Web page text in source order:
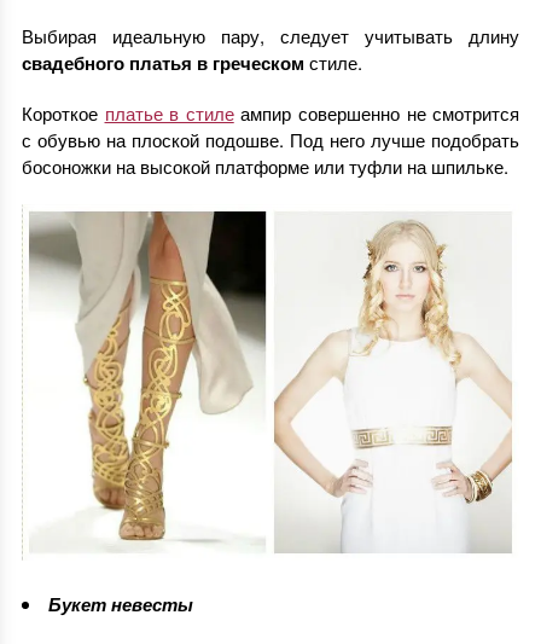
Выбирая идеальную пару, следует учитывать длину
свадебного платья в греческом стиле.
Короткое платье в стилеампир совершенно не смотрится
с обувью на плоской подошве. Под него лучше подобрать
босоножки на высокой платформе или туфли на шпильке.
Букет невесты